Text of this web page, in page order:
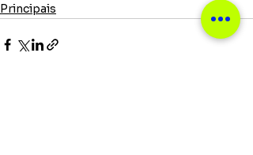
Principais